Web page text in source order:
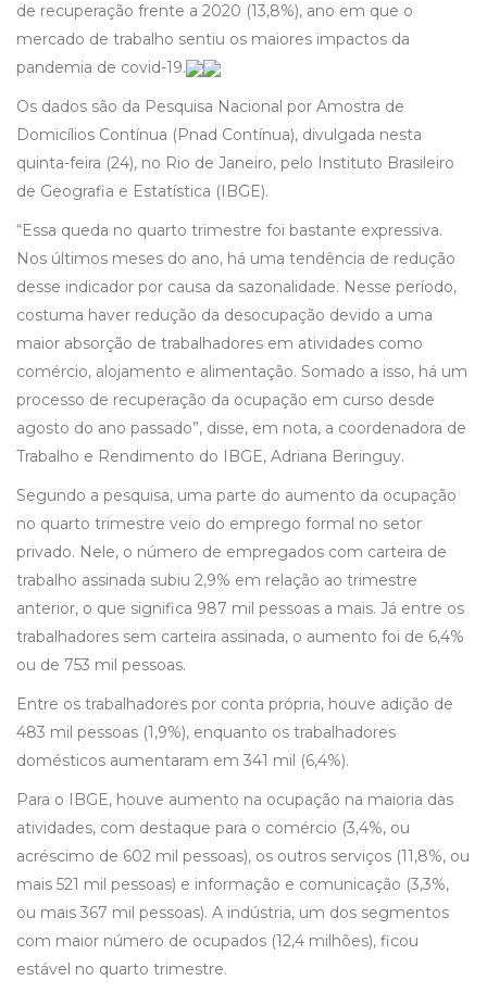
de recuperação frente a 2020 (13,8%), ano em que o
mercado de trabalho sentiu os maiores impactos da
pandemia de covid-19.
Os dados são da Pesquisa Nacional por Amostra de
Domicílios Contínua (Pnad Contínua), divulgada nesta
quinta-feira (24), no Rio de Janeiro, pelo Instituto Brasileiro
de Geografia e Estatística (IBGE).
“Essa queda no quarto trimestre foi bastante expressiva.
Nos últimos meses do ano, há uma tendência de redução
desse indicador por causa da sazonalidade. Nesse período,
costuma haver redução da desocupação devido a uma
maior absorção de trabalhadores em atividades como
comércio, alojamento e alimentação. Somado a isso, há um
processo de recuperação da ocupação em curso desde
agosto do ano passado”, disse, em nota, a coordenadora de
Trabalho e Rendimento do IBGE, Adriana Beringuy.
Segundo a pesquisa, uma parte do aumento da ocupação
no quarto trimestre veio do emprego formal no setor
privado. Nele, o número de empregados com carteira de
trabalho assinada subiu 2,9% em relação ao trimestre
anterior, o que significa 987 mil pessoas a mais. Já entre os
trabalhadores sem carteira assinada, o aumento foi de 6,4%
ou de 753 mil pessoas.
Entre os trabalhadores por conta própria, houve adição de
483 mil pessoas (1,9%), enquanto os trabalhadores
domésticos aumentaram em 341 mil (6,4%).
Para o IBGE, houve aumento na ocupação na maioria das
atividades, com destaque para o comércio (3,4%, ou
acréscimo de 602 mil pessoas), os outros serviços (11,8%, ou
mais 521 mil pessoas) e informação e comunicação (3,3%,
ou mais 367 mil pessoas). A indústria, um dos segmentos
com maior número de ocupados (12,4 milhões), ficou
estável no quarto trimestre.